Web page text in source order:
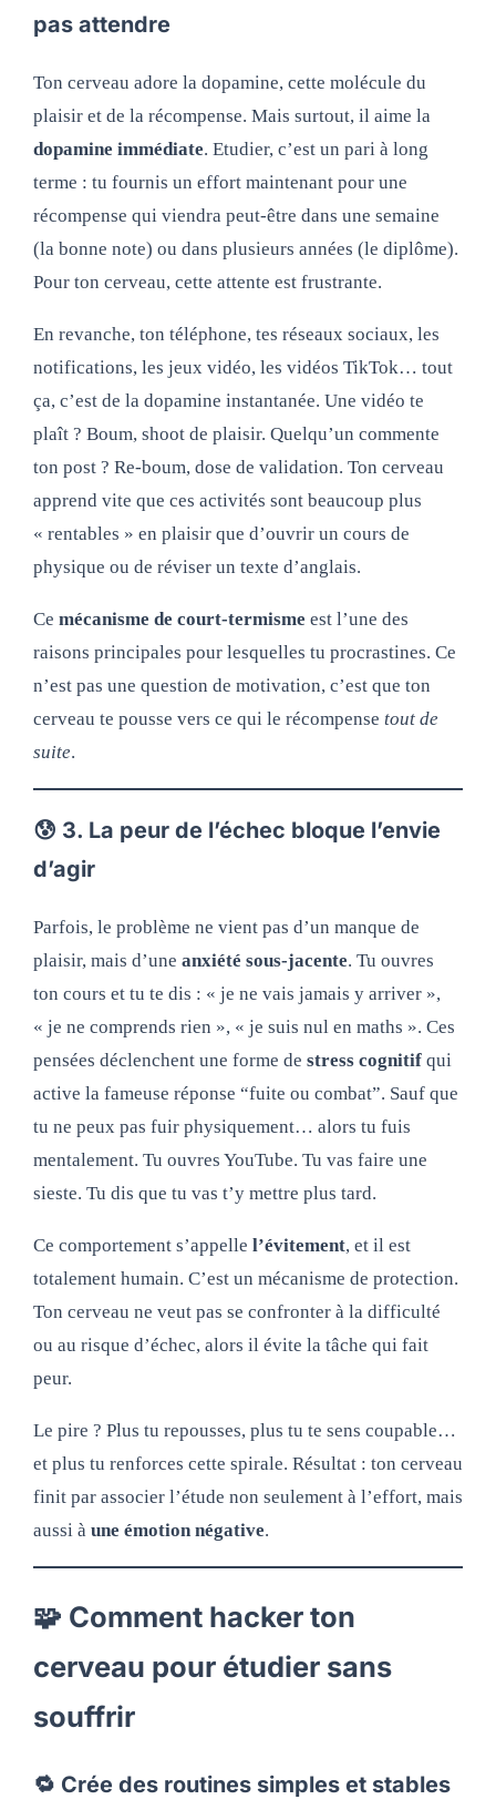
pas attendre
Ton cerveau adore la dopamine, cette molécule du
plaisir et de la récompense. Mais surtout, il aime la
dopamine immédiate. Etudier, c’est un pari à long
terme : tu fournis un effort maintenant pour une
récompense qui viendra peut-être dans une semaine
(la bonne note) ou dans plusieurs années (le diplôme).
Pour ton cerveau, cette attente est frustrante.
En revanche, ton téléphone, tes réseaux sociaux, les
notifications, les jeux vidéo, les vidéos TikTok… tout
ça, c’est de la dopamine instantanée. Une vidéo te
plaît ? Boum, shoot de plaisir. Quelqu’un commente
ton post ? Re-boum, dose de validation. Ton cerveau
apprend vite que ces activités sont beaucoup plus
« rentables » en plaisir que d’ouvrir un cours de
physique ou de réviser un texte d’anglais.
Ce mécanisme de court-termisme est l’une des
raisons principales pour lesquelles tu procrastines. Ce
n’est pas une question de motivation, c’est que ton
cerveau te pousse vers ce qui le récompense tout de
suite.
😰 3. La peur de l’échec bloque l’envie
d’agir
Parfois, le problème ne vient pas d’un manque de
plaisir, mais d’une anxiété sous-jacente. Tu ouvres
ton cours et tu te dis : « je ne vais jamais y arriver »,
« je ne comprends rien », « je suis nul en maths ». Ces
pensées déclenchent une forme de stress cognitifqui
active la fameuse réponse “fuite ou combat”. Sauf que
tu ne peux pas fuir physiquement… alors tu fuis
mentalement. Tu ouvres YouTube. Tu vas faire une
sieste. Tu dis que tu vas t’y mettre plus tard.
Ce comportement s’appelle l’évitement, et il est
totalement humain. C’est un mécanisme de protection.
Ton cerveau ne veut pas se confronter à la difficulté
ou au risque d’échec, alors il évite la tâche qui fait
peur.
Le pire ? Plus tu repousses, plus tu te sens coupable…
et plus tu renforces cette spirale. Résultat : ton cerveau
finit par associer l’étude non seulement à l’effort, mais
aussi à une émotion négative.
🧩 Comment hacker ton
cerveau pour étudier sans
souffrir
🔁 Crée des routines simples et stables